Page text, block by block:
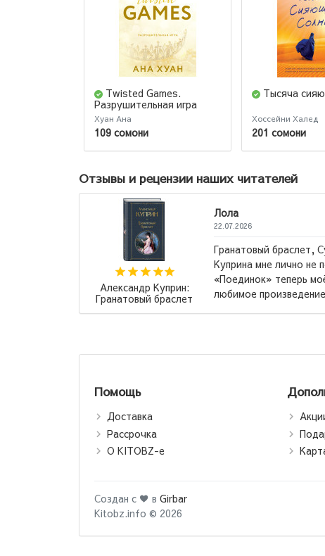
Twisted Games.
Разрушительная игра
Хуан Ана
109 сомони
Тысяча
Хоссейни Халед
201 сомони
Отзывы и рецензии наших читателей
Александр Куприн:
Гранатовый браслет
Лола
22.07.2026
Гранатовый браслет,
Куприна мне лично не
«Поединок» теперь моё
любимое произведение!
Помощь
Доставка
Рассрочка
О KITOBZ-е
Создан с ♥ в Girbar
Kitobz.info © 2026